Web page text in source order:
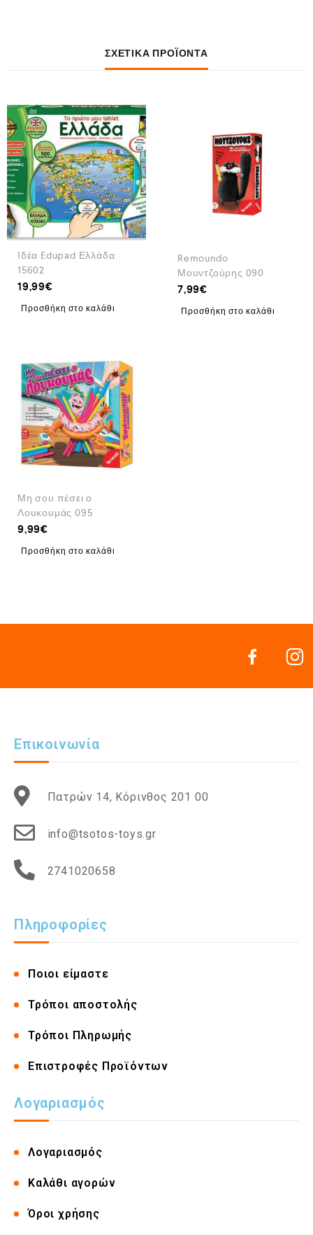
ΣΧΕΤΙΚΆ ΠΡΟΪΌΝΤΑ
Ιδέα Edupad Ελλάδα
15602
19,99€
Προσθήκη στο καλάθι
Remoundo
Μουντζούρης 090
7,99€
Προσθήκη στο καλάθι
Μη σου πέσει ο
Λουκουμάς 095
9,99€
Προσθήκη στο καλάθι
Επικοινωνία
Πατρών 14, Κόρινθος 201 00
info@tsotos-toys.gr
2741020658
Πληροφορίες
Ποιοι είμαστε
Τρόποι αποστολής
Τρόποι Πληρωμής
Επιστροφές Προϊόντων
Λογαριασμός
Λογαριασμός
Καλάθι αγορών
Όροι χρήσης